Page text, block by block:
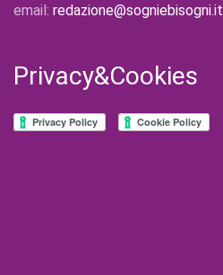
email: redazione@sogniebisogni.it
Privacy&Cookies